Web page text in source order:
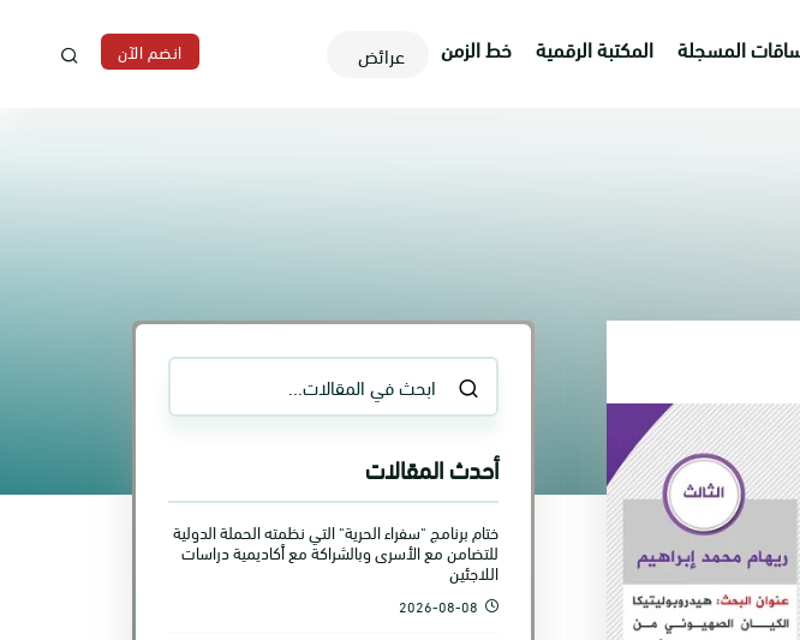
المسجلة المكتبة الرقمية خط الزمن عرائض انضم الآن
أحدث المقالات
ختام برنامج "سفراء الحرية" التي نظمته الحملة الدولية
للتضامن مع الأسرى وبالشراكة مع أكاديمية دراسات
اللاجئين
2026-08-08